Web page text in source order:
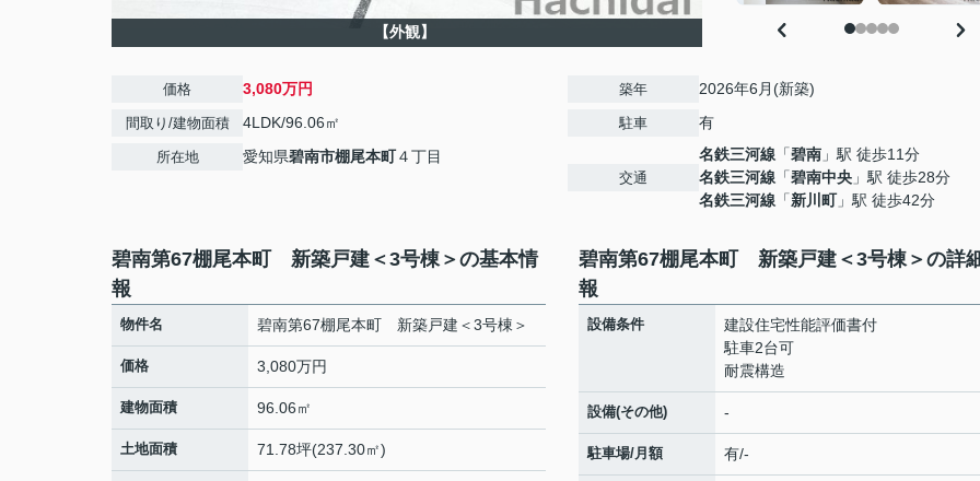
【外観】
価格 3,080万円
間取り/建物面積 4LDK/96.06㎡
所在地 愛知県碧南市棚尾本町４丁目
築年 2026年6月(新築)
駐車 有
交通
名鉄三河線 「碧南 」駅 徒歩11分
名鉄三河線 「碧南中央 」駅 徒歩28分
名鉄三河線 「新川町」駅 徒歩42分
碧南第67棚尾本町 新築戸建＜3号棟＞の基本情
報
物件名 碧南第67棚尾本町 新築戸建＜3号棟＞
価格 3,080万円
建物面積 96.06㎡
土地面積 71.78坪(237.30㎡)
碧南第67棚尾本町 新築戸建＜3号棟＞の詳
報
設備条件
建設住宅性能評価書付
駐車2台可
耐震構造
設備(その他) -
駐車場/月額 有/-